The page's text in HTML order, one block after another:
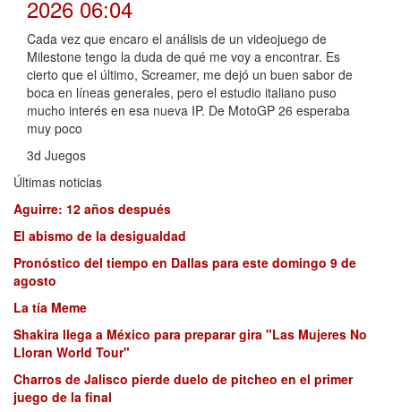
2026 06:04
Cada vez que encaro el análisis de un videojuego de
Milestone tengo la duda de qué me voy a encontrar. Es
cierto que el último, Screamer, me dejó un buen sabor de
boca en líneas generales, pero el estudio italiano puso
mucho interés en esa nueva IP. De MotoGP 26 esperaba
muy poco
3d Juegos
Últimas noticias
Aguirre: 12 años después
El abismo de la desigualdad
Pronóstico del tiempo en Dallas para este domingo 9 de
agosto
La tía Meme
Shakira llega a México para preparar gira "Las Mujeres No
Lloran World Tour"
Charros de Jalisco pierde duelo de pitcheo en el primer
juego de la final